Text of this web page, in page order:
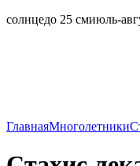
солнцедо 25 смиюль-
ГлавнаяМноголетники